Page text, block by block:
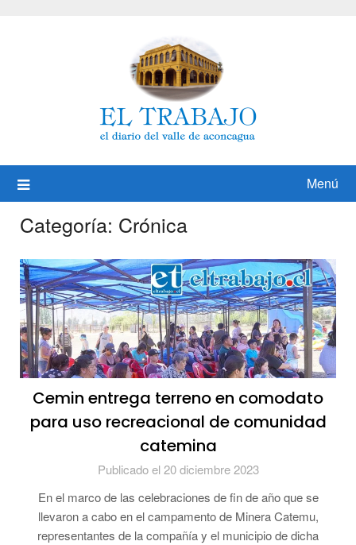
Menú
Categoría: Crónica
Cemin entrega terreno en comodato
para uso recreacional de comunidad
catemina
Publicado el 20 diciembre 2023
En el marco de las celebraciones de fin de año que se
llevaron a cabo en el campamento de Minera Catemu,
representantes de la compañía y el municipio de dicha